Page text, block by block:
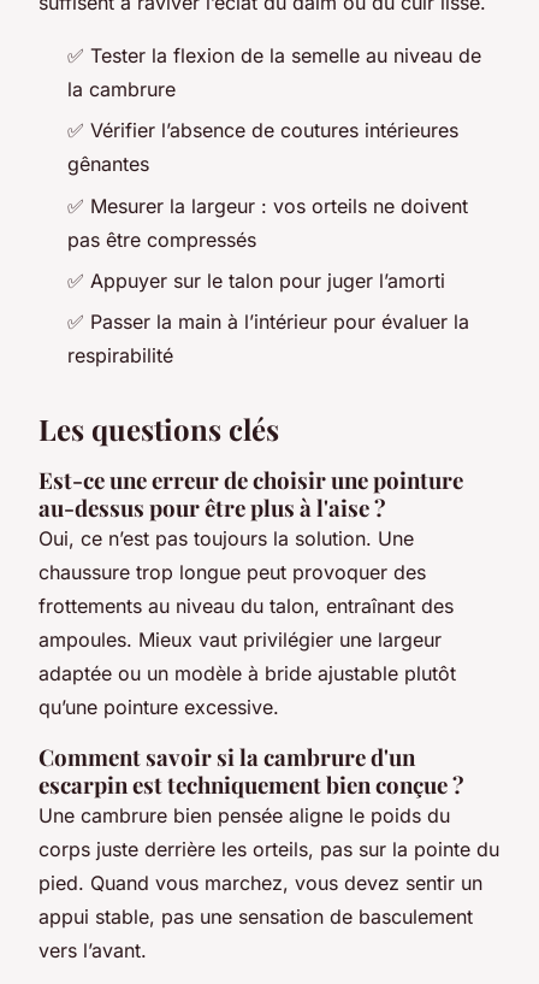
✅ Tester la flexion de la semelle au niveau de
la cambrure
✅ Vérifier l’absence de coutures intérieures
gênantes
✅ Mesurer la largeur : vos orteils ne doivent
pas être compressés
✅ Appuyer sur le talon pour juger l’amorti
✅ Passer la main à l’intérieur pour évaluer la
respirabilité
Les questions clés
Est-ce une erreur de choisir une pointure
au-dessus pour être plus à l'aise ?
Oui, ce n’est pas toujours la solution. Une
chaussure trop longue peut provoquer des
frottements au niveau du talon, entraînant des
ampoules. Mieux vaut privilégier une largeur
adaptée ou un modèle à bride ajustable plutôt
qu’une pointure excessive.
Comment savoir si la cambrure d'un
escarpin est techniquement bien conçue ?
Une cambrure bien pensée aligne le poids du
corps juste derrière les orteils, pas sur la pointe du
pied. Quand vous marchez, vous devez sentir un
appui stable, pas une sensation de basculement
vers l’avant.